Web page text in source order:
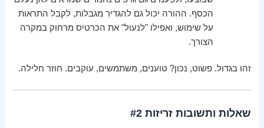
הכסף. ההורה יכול גם להגדיר מגבלות, לקבל התראות
על שימוש, ואפילו "לנעול" את הכרטיס מרחוק במקרה
הצורך.
זהו בגדול. פשוט, נכון? טוענים, משתמשים, עוקבים. חוזר חלילה.
שאלות ותשובות זריזות #2